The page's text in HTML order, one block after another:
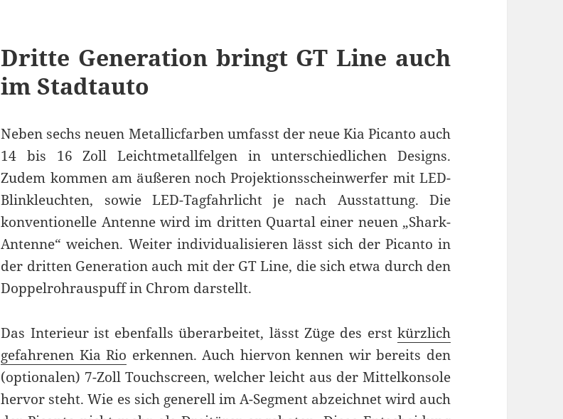
Dritte Generation bringt GT Line auch
im Stadtauto
Neben sechs neuen Metallicfarben umfasst der neue Kia Picanto auch
14 bis 16 Zoll Leichtmetallfelgen in unterschiedlichen Designs.
Zudem kommen am äußeren noch Projektionsscheinwerfer mit LED-
Blinkleuchten, sowie LED-Tagfahrlicht je nach Ausstattung. Die
konventionelle Antenne wird im dritten Quartal einer neuen „Shark-
Antenne“ weichen. Weiter individualisieren lässt sich der Picanto in
der dritten Generation auch mit der GT Line, die sich etwa durch den
Doppelrohrauspuff in Chrom darstellt.
Das Interieur ist ebenfalls überarbeitet, lässt Züge des erst kürzlich
gefahrenen Kia Rio erkennen. Auch hiervon kennen wir bereits den
(optionalen) 7-Zoll Touchscreen, welcher leicht aus der Mittelkonsole
hervor steht. Wie es sich generell im A-Segment abzeichnet wird auch